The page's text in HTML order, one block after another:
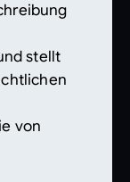
stellt
von